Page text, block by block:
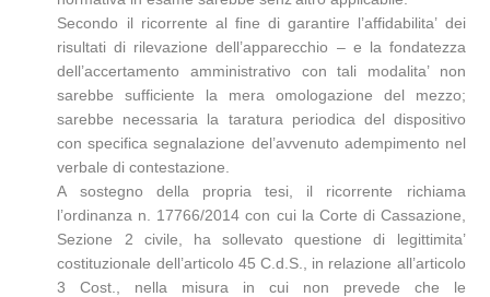
Secondo il ricorrente al fine di garantire l’affidabilita’ dei
risultati di rilevazione dell’apparecchio – e la fondatezza
dell’accertamento amministrativo con tali modalita’ non
sarebbe sufficiente la mera omologazione del mezzo;
sarebbe necessaria la taratura periodica del dispositivo
con specifica segnalazione del’avvenuto adempimento nel
verbale di contestazione.
A sostegno della propria tesi, il ricorrente richiama
l’ordinanza n. 17766/2014 con cui la Corte di Cassazione,
Sezione 2 civile, ha sollevato questione di legittimita’
costituzionale dell’articolo 45 C.d.S., in relazione all’articolo
3 Cost., nella misura in cui non prevede che le